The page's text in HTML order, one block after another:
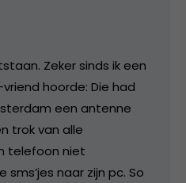
Zeker sinds ik een
hoorde: Die had
een antenne
trok van alle
telefoon niet
naar zijn pc. So